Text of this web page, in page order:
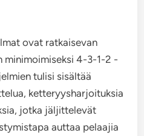
ovat ratkaisevan
minimoimiseksi 4-3-1-2 -
tulisi sisältää
ketteryysharjoituksia
jotka jäljittelevät
auttaa pelaajia